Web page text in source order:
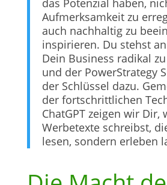
das Potenzial haben,
Aufmerksamkeit zu
auch nachhaltig zu
inspirieren. Du stehst
Dein Business radikal
und der PowerStrategy
der Schlüssel dazu.
der fortschrittlichen
ChatGPT zeigen wir Dir,
Werbetexte schreibst,
lesen, sondern erleben